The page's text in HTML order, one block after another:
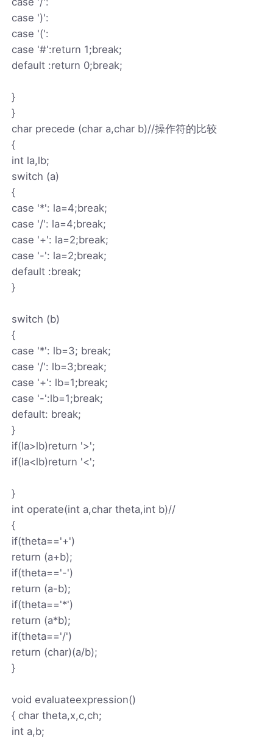
case ')':
case '(':
case '#':return 1;break;
default :return 0;break;
}
}
char precede (char a,char b)//操作符的比较
{
int la,lb;
switch (a)
{
case '*': la=4;break;
case '/': la=4;break;
case '+': la=2;break;
case '-': la=2;break;
default :break;
}
switch (b)
{
case '*': lb=3; break;
case '/': lb=3;break;
case '+': lb=1;break;
case '-':lb=1;break;
default: break;
}
if(la>lb)return '>';
if(la<lb)return '<';
}
int operate(int a,char theta,int b)//
{
if(theta=='+')
return (a+b);
if(theta=='-')
return (a-b);
if(theta=='*')
return (a*b);
if(theta=='/')
return (char)(a/b);
}
void evaluateexpression()
{ char theta,x,c,ch;
int a,b;